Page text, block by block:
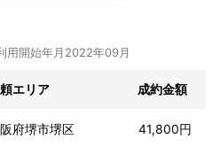
用開始年月 2022年09月
エリア 成約金額
府堺市堺区 41,800円